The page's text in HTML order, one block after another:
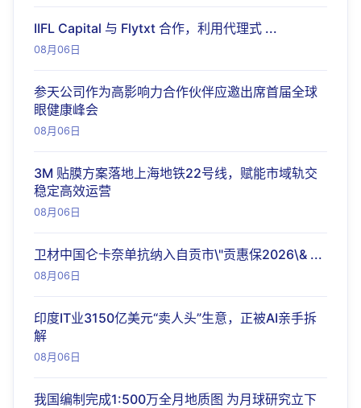
IIFL Capital 与 Flytxt 合作，利用代理式 ...
08月06日
参天公司作为高影响力合作伙伴应邀出席首届全球
眼健康峰会
08月06日
3M 贴膜方案落地上海地铁22号线，赋能市域轨交
稳定高效运营
08月06日
卫材中国仑卡奈单抗纳入自贡市\"贡惠保2026\& ...
08月06日
印度IT业3150亿美元“卖人头”生意，正被AI亲手拆
解
08月06日
我国编制完成1:500万全月地质图 为月球研究立下